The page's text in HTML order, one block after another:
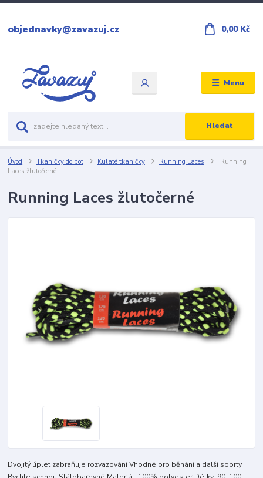
Menu
Hledat
objednavky@zavazuj.cz 0,00 Kč
Úvod Tkaničky do bot Kulaté tkaničky Running Laces
Running
Laces žlutočerné
Running Laces žlutočerné
Dvojitý úplet zabraňuje rozvazování Vhodné pro běhání a další sporty